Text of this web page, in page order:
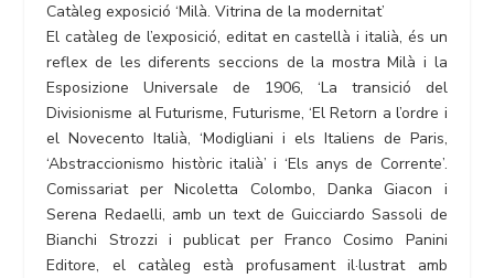
Catàleg exposició ‘Milà. Vitrina de la modernitat’
El catàleg de l’exposició, editat en castellà i italià, és un
reflex de les diferents seccions de la mostra Milà i la
Esposizione Universale de 1906, ‘La transició del
Divisionisme al Futurisme, Futurisme, ‘El Retorn a l’ordre i
el Novecento Italià, ‘Modigliani i els Italiens de Paris,
‘Abstraccionismo històric italià’ i ‘Els anys de Corrente’.
Comissariat per Nicoletta Colombo, Danka Giacon i
Serena Redaelli, amb un text de Guicciardo Sassoli de
Bianchi Strozzi i publicat per Franco Cosimo Panini
Editore, el catàleg està profusament il·lustrat amb